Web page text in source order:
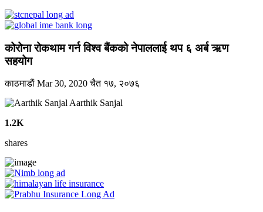
कोरोना रोकथाम गर्न विश्व बैंकको नेपाललाई थप ६ अर्ब ऋण
सहयोग
काठमाडाैं Mar 30, 2020चैत १७, २०७६
Aarthik Sanjal
1.2K
shares